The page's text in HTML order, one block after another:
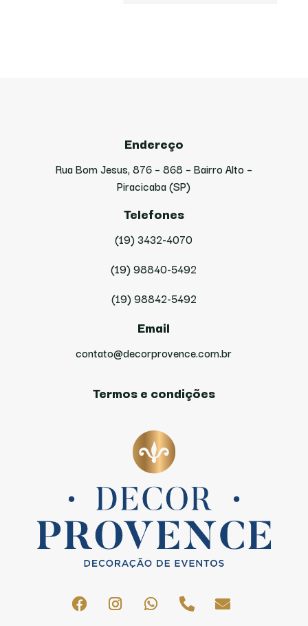
Endereço
Rua Bom Jesus, 876 – 868 – Bairro Alto –
Piracicaba (SP)
Telefones
(19) 3432-4070
(19) 98840-5492
(19) 98842-5492
Email
contato@decorprovence.com.br
Termos e condições